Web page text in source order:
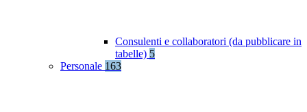
Consulenti e collaboratori (da pubblicare in
tabelle) 5
Personale 163